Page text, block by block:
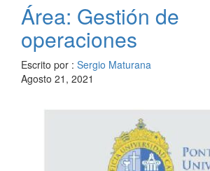
Área: Gestión de
operaciones
Escrito por : Sergio Maturana
Agosto 21, 2021